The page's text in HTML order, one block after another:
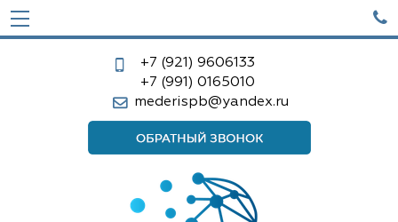

+7 (921) 9606133
+7 (991) 0165010
mederispb@yandex.ru